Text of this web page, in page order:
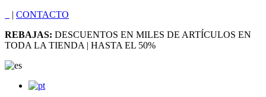
| CONTACTO
REBAJAS: DESCUENTOS EN MILES DE ARTÍCULOS EN
TODA LA TIENDA | HASTA EL 50%